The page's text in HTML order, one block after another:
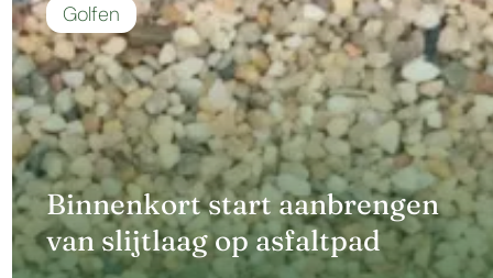
Binnenkort start aanbrengen
van slijtlaag op asfaltpad
Golfen